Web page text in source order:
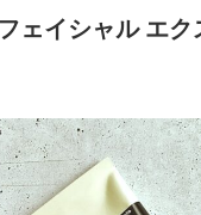
ェイシャル エク